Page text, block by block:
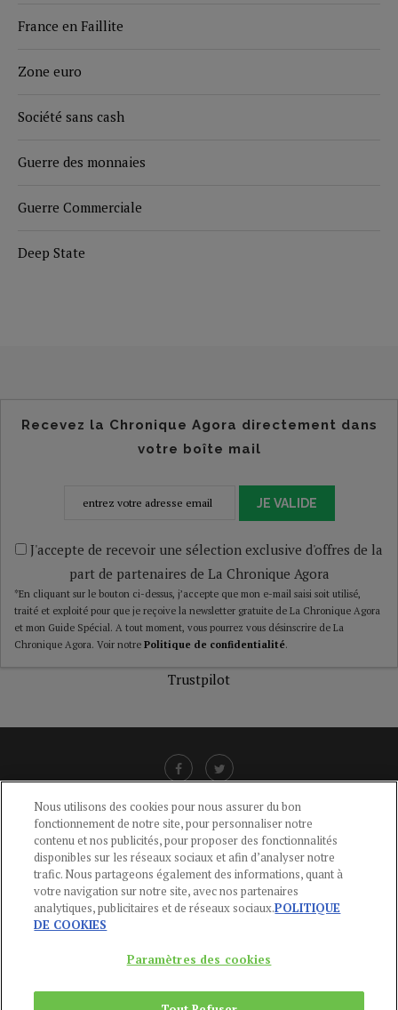
France en Faillite
Zone euro
Société sans cash
Guerre des monnaies
Guerre Commerciale
Deep State
Recevez la Chronique Agora directement dans
votre boîte mail
JE VALIDE
J'accepte de recevoir une sélection exclusive d'offres de la
part de partenaires de La Chronique Agora
*En cliquant sur le bouton ci-dessus, j’accepte que mon e-mail saisi soit utilisé,
traité et exploité pour que je reçoive la newsletter gratuite de La Chronique Agora
et mon Guide Spécial. A tout moment, vous pourrez vous désinscrire de La
Chronique Agora. Voir notre Politique de confidentialité.
Trustpilot
LIENS UTILES
CGU-POLITIQUE DE CONFIDENTIALITÉ -POLITIQUE DES COOKIES
MENTIONS LÉGALES -AIDE
CONTACT
Du Lundi au Vendredi, 9h-13h et 14h-17h
Nous utilisons des cookies pour nous assurer du bon
fonctionnement de notre site, pour personnaliser notre
contenu et nos publicités, pour proposer des fonctionnalités
disponibles sur les réseaux sociaux et afin d’analyser notre
trafic. Nous partageons également des informations, quant à
votre navigation sur notre site, avec nos partenaires
analytiques, publicitaires et de réseaux sociaux.POLITIQUE
DE COOKIES
Paramètres des cookies